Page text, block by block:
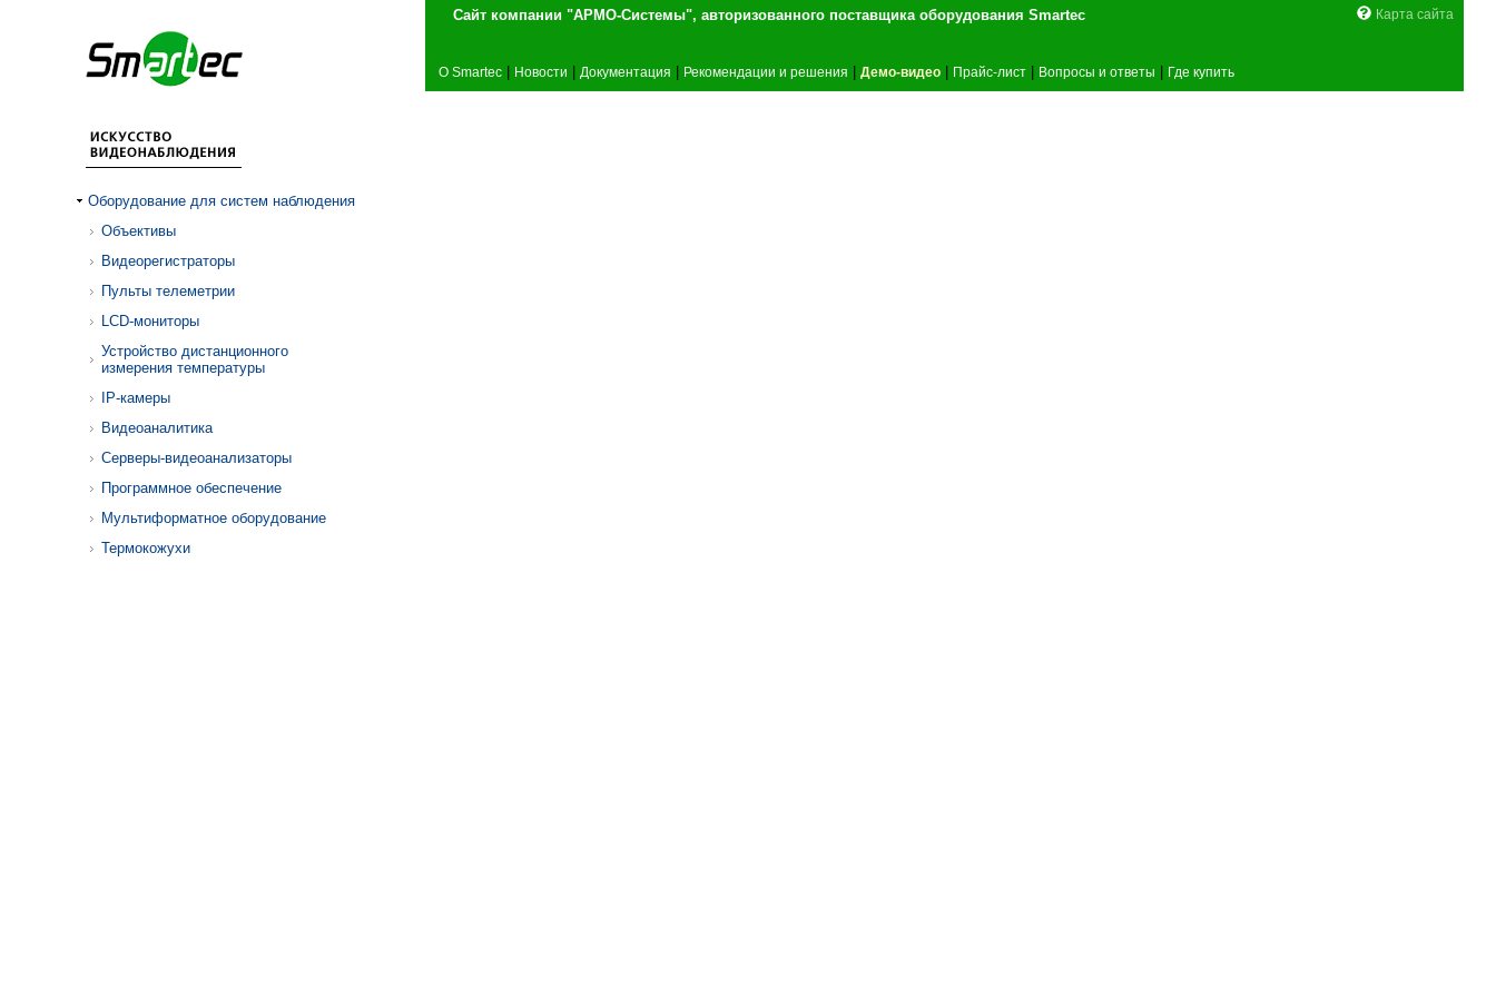
Сайт компании "АРМО-Системы", авторизованного поставщика оборудования Smartec Карта сайта
О Smartec Новости Документация Рекомендации и решения Демо-видео Прайс-лист Вопросы и ответы Где купить
Оборудование для систем наблюдения
Объективы
Видеорегистраторы
Пульты телеметрии
LCD-мониторы
Устройство дистанционного
измерения температуры
IP-камеры
Видеоаналитика
Серверы-видеоанализаторы
Программное обеспечение
Мультиформатное оборудование
Термокожухи